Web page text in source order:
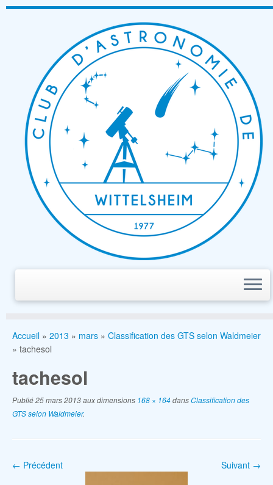
Passer
Accueil » 2013 » mars » Classification des GTS selon Waldmeier
» tachesol
tachesol
Publié25 mars 2013aux dimensions 168 × 164dansClassification des
GTS selon Waldmeier.
← Précédent Suivant →